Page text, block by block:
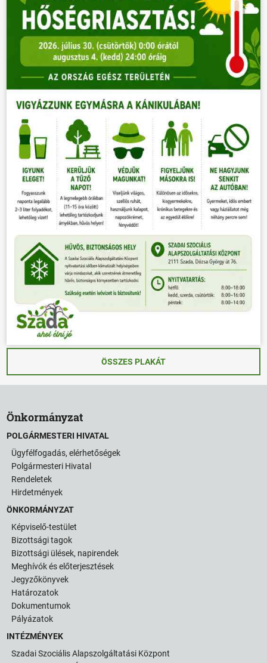
ÖSSZES PLAKÁT
Önkormányzat
POLGÁRMESTERI HIVATAL
Ügyfélfogadás, elérhetőségek
Polgármesteri Hivatal
Rendeletek
Hirdetmények
ÖNKORMÁNYZAT
Képviselő-testület
Bizottsági tagok
Bizottsági ülések, napirendek
Meghívók és előterjesztések
Jegyzőkönyvek
Határozatok
Dokumentumok
Pályázatok
INTÉZMÉNYEK
Szadai Szociális Alapszolgáltatási Központ